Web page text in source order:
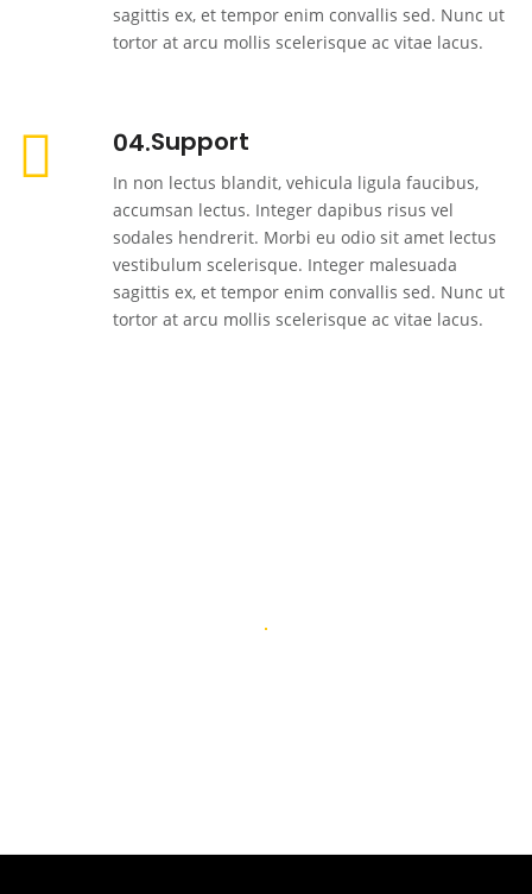
sagittis ex, et tempor enim convallis sed. Nunc ut
tortor at arcu mollis scelerisque ac vitae lacus.
04 Support
In non lectus blandit, vehicula ligula faucibus,
accumsan lectus. Integer dapibus risus vel
sodales hendrerit. Morbi eu odio sit amet lectus
vestibulum scelerisque. Integer malesuada
sagittis ex, et tempor enim convallis sed. Nunc ut
tortor at arcu mollis scelerisque ac vitae lacus.
nisi.